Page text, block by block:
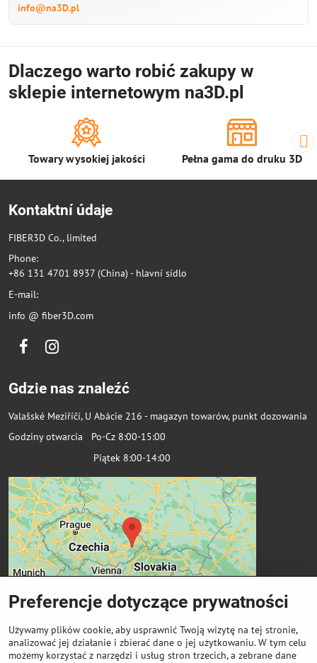
info@na3D.pl
Dlaczego warto robić zakupy w
sklepie internetowym na3D.pl
Towary wysokiej jakości Pełna gama do druku 3D
Kontaktní údaje
FIBER3D Co., limited
Phone:
+86 131 4701 8937 (China) - hlavní sídlo
E-mail:
info @ fiber3D.com
FacebookInstagram
Gdzie nas znaleźć
Valašské Meziříčí, U Abácie 216 - magazyn towarów, punkt dozowania
Godziny otwarcia Po-Cz 8:00-15:00
Piątek 8:00-14:00
Preferencje dotyczące prywatności
Używamy plików cookie, aby usprawnić Twoją wizytę na tej stronie,
analizować jej działanie i zbierać dane o jej użytkowaniu. W tym celu
możemy korzystać z narzędzi i usług stron trzecich, a zebrane dane